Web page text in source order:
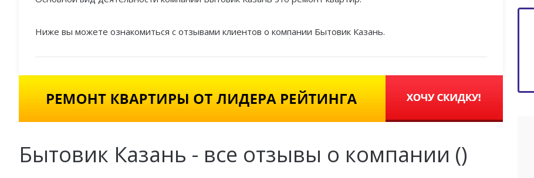
Ниже вы можете ознакомиться с отзывами клиентов о компании Бытовик Казань.
Бытовик Казань - все отзывы о компании ()